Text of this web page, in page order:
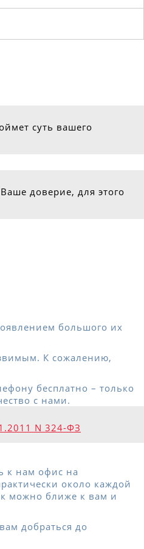
суть вашего
доверие, для этого
большого их
К сожалению,
бесплатно – только
с нами.
N 324-ФЗ
к нам офис на
около каждой
можно ближе к вам и
добраться до